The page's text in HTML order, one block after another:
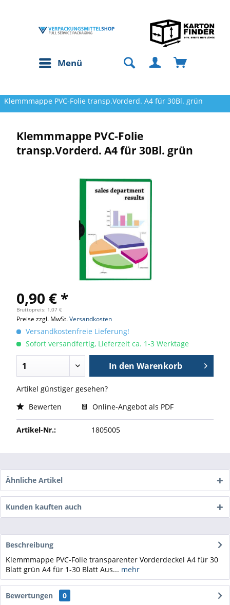
Menü
Klemmmappe PVC-Folie transp.Vorderd. A4 für 30Bl. grün
Klemmmappe PVC-Folie
transp.Vorderd. A4 für 30Bl. grün
0,90 € *
Bruttopreis: 1,07 €
Preise zzgl. MwSt.Versandkosten
Versandkostenfreie Lieferung!
Sofort versandfertig, Lieferzeit ca. 1-3 Werktage
In den Warenkorb
Artikel günstiger gesehen?
Bewerten
Online-Angebot als PDF
Artikel-Nr.: 1805005
Ähnliche Artikel
Kunden kauften auch
Beschreibung
Klemmmappe PVC-Folie transparenter Vorderdeckel A4 für 30
Blatt grün A4 für 1-30 Blatt Aus... mehr
Bewertungen
0